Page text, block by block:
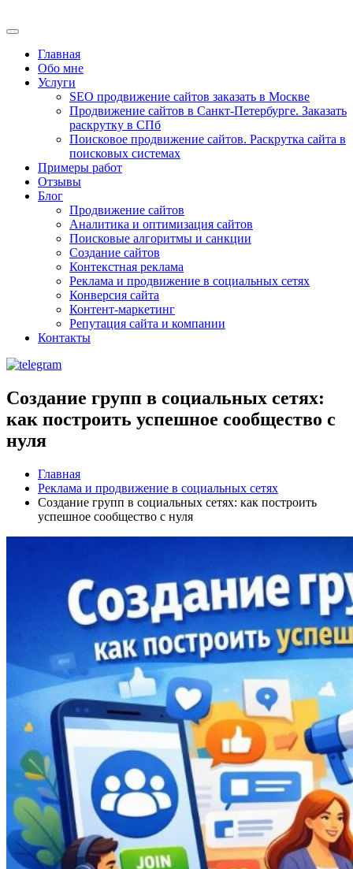
Главная
Обо мне
Услуги
SEO продвижение сайтов заказать в Москве
Продвижение сайтов в Санкт-Петербурге. Заказать
раскрутку в СПб
Поисковое продвижение сайтов. Раскрутка сайта в
поисковых системах
Примеры работ
Отзывы
Блог
Продвижение сайтов
Аналитика и оптимизация сайтов
Поисковые алгоритмы и санкции
Создание сайтов
Контекстная реклама
Реклама и продвижение в социальных сетях
Конверсия сайта
Контент-маркетинг
Репутация сайта и компании
Контакты
Создание групп в социальных сетях:
как построить успешное сообщество с
нуля
Главная
Реклама и продвижение в социальных сетях
Создание групп в социальных сетях: как построить
успешное сообщество с нуля